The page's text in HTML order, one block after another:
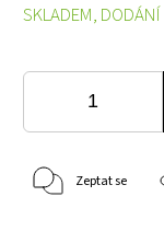
SKLADEM,
Zeptat se